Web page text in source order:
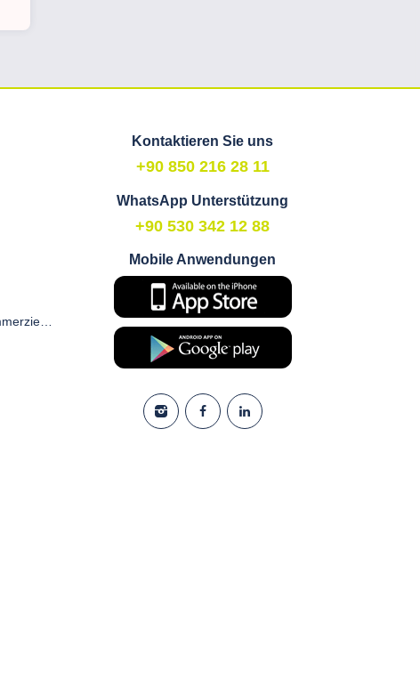
Zustimmungsformular für kommerzielle elektronische Kommunikation und Marketing
Kontaktieren Sie uns
+90 850 216 28 11
WhatsApp Unterstützung
+90 530 342 12 88
Mobile Anwendungen